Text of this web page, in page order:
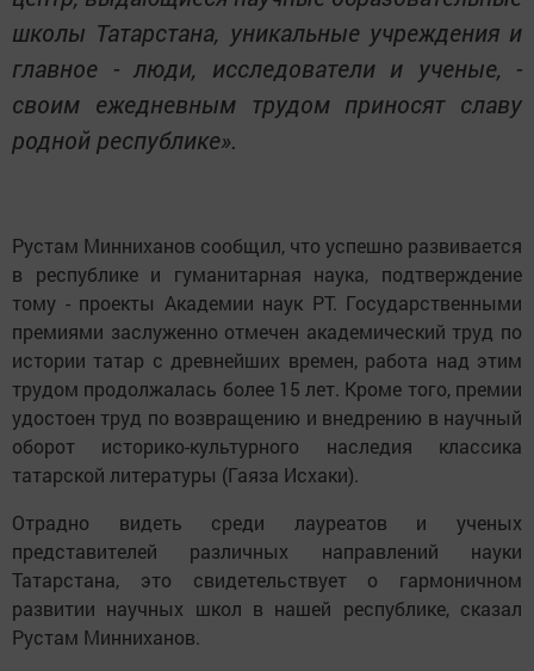
школы Татарстана, уникальные учреждения и
главное - люди, исследователи и ученые, -
своим ежедневным трудом приносят славу
родной республике».
Рустам Минниханов сообщил, что успешно развивается
в республике и гуманитарная наука, подтверждение
тому - проекты Академии наук РТ. Государственными
премиями заслуженно отмечен академический труд по
истории татар с древнейших времен, работа над этим
трудом продолжалась более 15 лет. Кроме того, премии
удостоен труд по возвращению и внедрению в научный
оборот историко-культурного наследия классика
татарской литературы (Гаяза Исхаки).
Отрадно видеть среди лауреатов и ученых
представителей различных направлений науки
Татарстана, это свидетельствует о гармоничном
развитии научных школ в нашей республике, сказал
Рустам Минниханов.